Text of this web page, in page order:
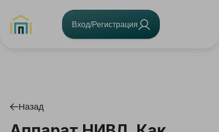
Вход/Регистрация
Назад